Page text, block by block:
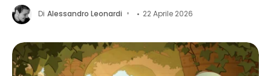
Di Alessandro Leonardi 22 Aprile 2026